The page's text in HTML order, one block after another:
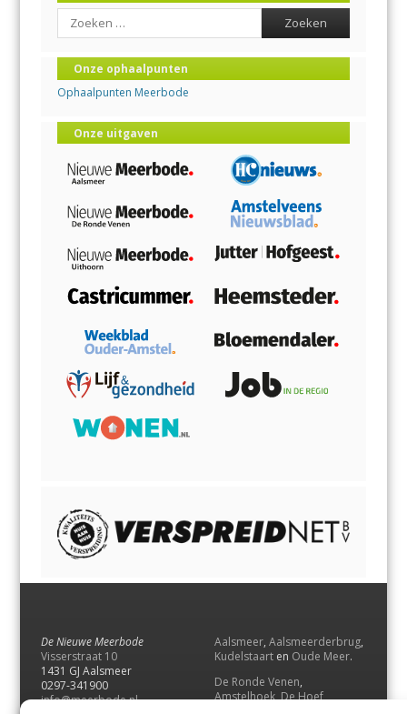
Search
Onze ophaalpunten
Ophaalpunten Meerbode
Onze uitgaven
De Nieuwe Meerbode
Visserstraat 10
1431 GJ Aalsmeer
0297-341900
info@meerbode.nl
Aalsmeer, Aalsmeerderbrug,
Kudelstaart en Oude Meer.
De Ronde Venen,
Amstelhoek,De Hoef,